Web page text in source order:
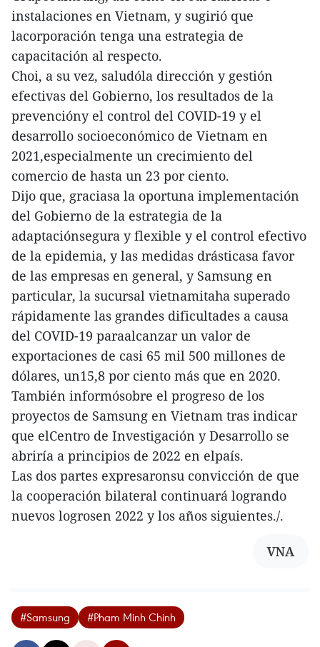
instalaciones en Vietnam, y sugirió que
lacorporación tenga una estrategia de
capacitación al respecto.
Choi, a su vez, saludóla dirección y gestión
efectivas del Gobierno, los resultados de la
prevencióny el control del COVID-19 y el
desarrollo socioeconómico de Vietnam en
2021,especialmente un crecimiento del
comercio de hasta un 23 por ciento.
Dijo que, graciasa la oportuna implementación
del Gobierno de la estrategia de la
adaptaciónsegura y flexible y el control efectivo
de la epidemia, y las medidas drásticasa favor
de las empresas en general, y Samsung en
particular, la sucursal vietnamitaha superado
rápidamente las grandes dificultades a causa
del COVID-19 paraalcanzar un valor de
exportaciones de casi 65 mil 500 millones de
dólares, un15,8 por ciento más que en 2020.
También informósobre el progreso de los
proyectos de Samsung en Vietnam tras indicar
que elCentro de Investigación y Desarrollo se
abriría a principios de 2022 en elpaís.
Las dos partes expresaronsu convicción de que
la cooperación bilateral continuará logrando
nuevos logrosen 2022 y los años siguientes./.
VNA
#Samsung #Pham Minh Chinh